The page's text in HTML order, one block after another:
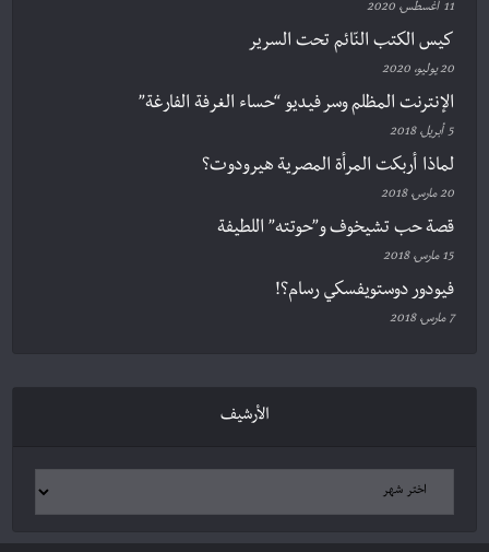
11 أغسطس، 2020
كيس الكتب النّائم تحت السرير
20 يوليو، 2020
الإنترنت المظلم وسر فيديو “حساء الغرفة الفارغة”
5 أبريل، 2018
لماذا أربكت المرأة المصرية هيرودوت؟
20 مارس، 2018
قصة حب تشيخوف و”حوتته” اللطيفة
15 مارس، 2018
فيودور دوستويفسكي رسام؟!
7 مارس، 2018
الأرشيف